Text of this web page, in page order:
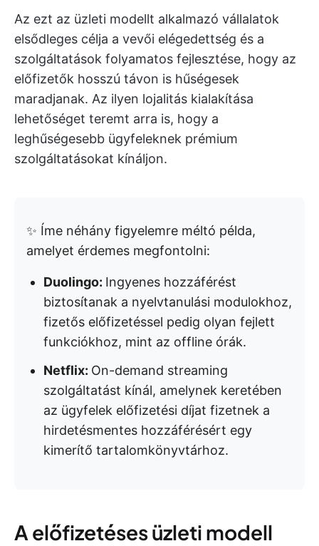
Az ezt az üzleti modellt alkalmazó vállalatok
elsődleges célja a vevői elégedettség és a
szolgáltatások folyamatos fejlesztése, hogy az
előfizetők hosszú távon is hűségesek
maradjanak. Az ilyen lojalitás kialakítása
lehetőséget teremt arra is, hogy a
leghűségesebb ügyfeleknek prémium
szolgáltatásokat kínáljon.
✨ Íme néhány figyelemre méltó példa,
amelyet érdemes megfontolni:
Duolingo: Ingyenes hozzáférést
biztosítanak a nyelvtanulási modulokhoz,
fizetős előfizetéssel pedig olyan fejlett
funkciókhoz, mint az offline órák.
Netflix: On-demand streaming
szolgáltatást kínál, amelynek keretében
az ügyfelek előfizetési díjat fizetnek a
hirdetésmentes hozzáférésért egy
kimerítő tartalomkönyvtárhoz.
A előfizetéses üzleti modell